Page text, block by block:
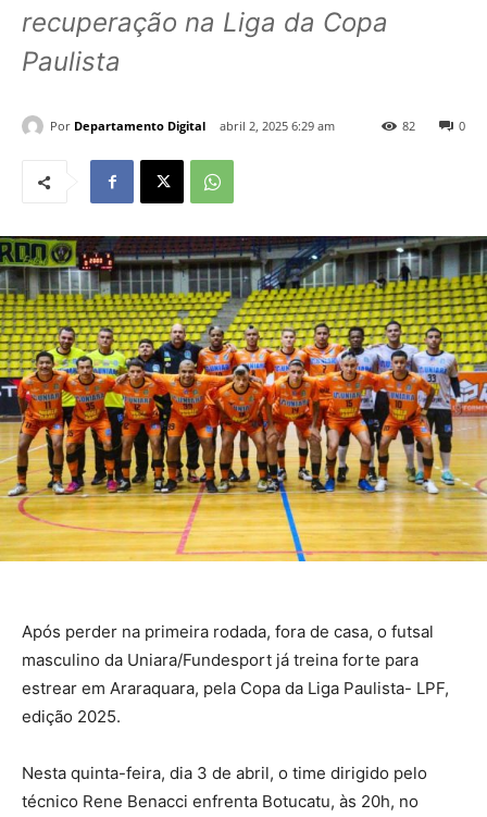
recuperação na Liga da Copa
Paulista
Por Departamento Digital abril 2, 2025 6:29 am 0
82
Após perder na primeira rodada, fora de casa, o futsal
masculino da Uniara/Fundesport já treina forte para
estrear em Araraquara, pela Copa da Liga Paulista- LPF,
edição 2025.
Nesta quinta-feira, dia 3 de abril, o time dirigido pelo
técnico Rene Benacci enfrenta Botucatu, às 20h, no